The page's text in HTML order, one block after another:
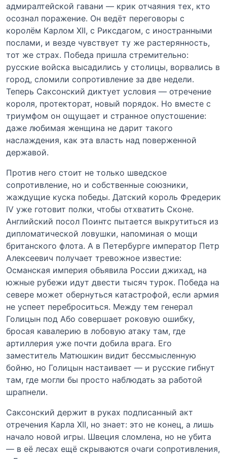
адмиралтейской гавани — крик отчаяния тех, кто
осознал поражение. Он ведёт переговоры с
королём Карлом XII, с Риксдагом, с иностранными
послами, и везде чувствует ту же растерянность,
тот же страх. Победа пришла стремительно:
русские войска высадились у столицы, ворвались в
город, сломили сопротивление за две недели.
Теперь Саксонский диктует условия — отречение
короля, протекторат, новый порядок. Но вместе с
триумфом он ощущает и странное опустошение:
даже любимая женщина не дарит такого
наслаждения, как эта власть над поверженной
державой.
Против него стоит не только шведское
сопротивление, но и собственные союзники,
жаждущие куска победы. Датский король Фредерик
IV уже готовит полки, чтобы отхватить Сконе.
Английский посол Поинтс пытается выкрутиться из
дипломатической ловушки, напоминая о мощи
британского флота. А в Петербурге император Петр
Алексеевич получает тревожное известие:
Османская империя объявила России джихад, на
южные рубежи идут двести тысяч турок. Победа на
севере может обернуться катастрофой, если армия
не успеет переброситься. Между тем генерал
Голицын под Або совершает роковую ошибку,
бросая кавалерию в лобовую атаку там, где
артиллерия уже почти добила врага. Его
заместитель Матюшкин видит бессмысленную
бойню, но Голицын настаивает — и русские гибнут
там, где могли бы просто наблюдать за работой
шрапнели.
Саксонский держит в руках подписанный акт
отречения Карла XII, но знает: это не конец, а лишь
начало новой игры. Швеция сломлена, но не убита
— в её лесах ещё скрываются очаги сопротивления,